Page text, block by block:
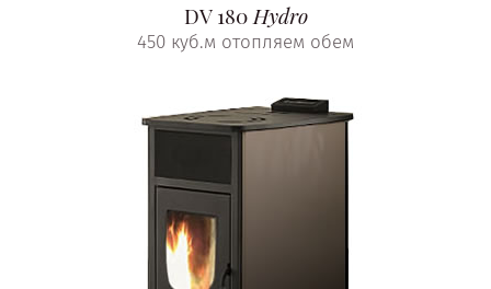
DV 180 Hydro
450 куб.м отопляем обем